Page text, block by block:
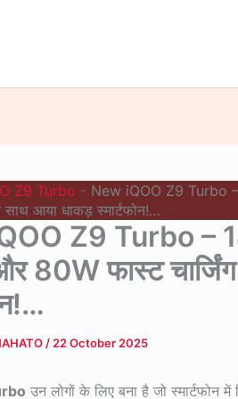
Z9 Turbo - New iQOO Z9 Turbo
साथ आया धाकड़ स्मार्टफोन!…
Z9 Turbo –
80W फास्ट
/ 22 October 2025
उन लोगों के लिए बना है जो स्मार्टफोन